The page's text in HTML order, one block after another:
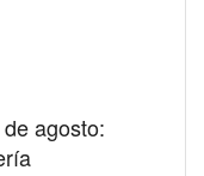
agosto: